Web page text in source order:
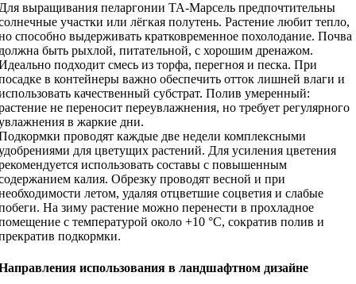
выращивания пеларгонии ТА-Марсель предпочтительны
участки или лёгкая полутень. Растение любит тепло,
способно выдерживать кратковременное похолодание. Почва
быть рыхлой, питательной, с хорошим дренажом.
подходит смесь из торфа, перегноя и песка. При
в контейнеры важно обеспечить отток лишней влаги и
качественный субстрат. Полив умеренный:
не переносит переувлажнения, но требует регулярного
в жаркие дни.
проводят каждые две недели комплексными
для цветущих растений. Для усиления цветения
использовать составы с повышенным
калия. Обрезку проводят весной и при
летом, удаляя отцветшие соцветия и слабые
На зиму растение можно перенести в прохладное
с температурой около +10 °C, сократив полив и
подкормки.
использования в ландшафтном дизайне